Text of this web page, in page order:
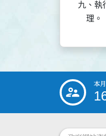
九、執
::: 本